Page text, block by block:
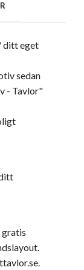
ditt eget
sedan
- Tavlor"
gratis
.